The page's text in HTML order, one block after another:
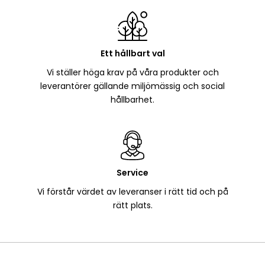
Ett hållbart val
Vi ställer höga krav på våra produkter och
leverantörer gällande miljömässig och social
hållbarhet.
Service
Vi förstår värdet av leveranser i rätt tid och på
rätt plats.